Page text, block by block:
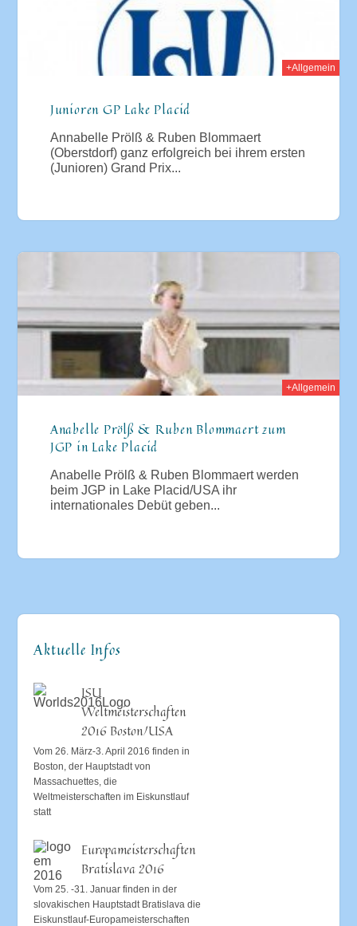
+Allgemein
Junioren GP Lake Placid
Annabelle Prölß & Ruben Blommaert
(Oberstdorf) ganz erfolgreich bei ihrem ersten
(Junioren) Grand Prix...
+Allgemein
Anabelle Prölß & Ruben Blommaert zum
JGP in Lake Placid
Anabelle Prölß & Ruben Blommaert werden
beim JGP in Lake Placid/USA ihr
internationales Debüt geben...
Aktuelle Infos
ISU
Weltmeisterschaften
2016 Boston/USA
Vom 26. März-3. April 2016 finden in
Boston, der Hauptstadt von
Massachuettes, die
Weltmeisterschaften im Eiskunstlauf
statt
Europameisterschaften
Bratislava 2016
Vom 25. -31. Januar finden in der
slovakischen Hauptstadt Bratislava die
Eiskunstlauf-Europameisterschaften